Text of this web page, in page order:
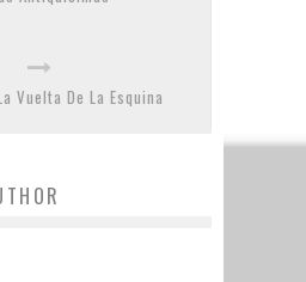
Vuelta De La Esquina